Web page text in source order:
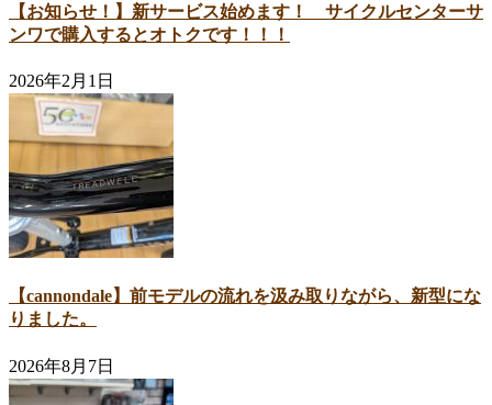
【お知らせ！】新サービス始めます！ サイクルセンターサ
ンワで購入するとオトクです！！！
2026年2月1日
【cannondale】前モデルの流れを汲み取りながら、新型にな
りました。
2026年8月7日